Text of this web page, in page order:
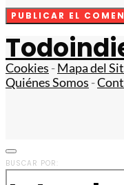
Cookies -Mapa del
Quiénes Somos -
BUSCAR POR: